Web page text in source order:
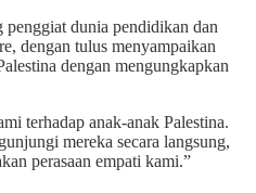
dunia pendidikan dan
dengan tulus menyampaikan
dengan mengungkapkan
terhadap anak-anak Palestina.
mereka secara langsung,
perasaan empati kami.”